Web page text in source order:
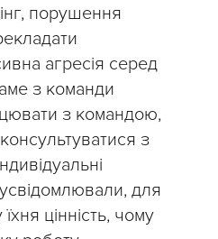
порушення
агресія серед
з команди
з командою,
з
для
цінність, чому